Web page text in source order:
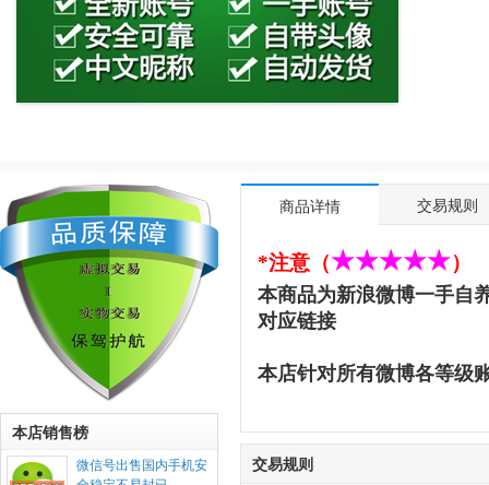
本店销售榜
微信号出售国内手机安
商品详情 交易规则
*注意（★★★★★）
本商品为新浪微博一手自
对应链接
本店针对所有微博各等级
交易规则